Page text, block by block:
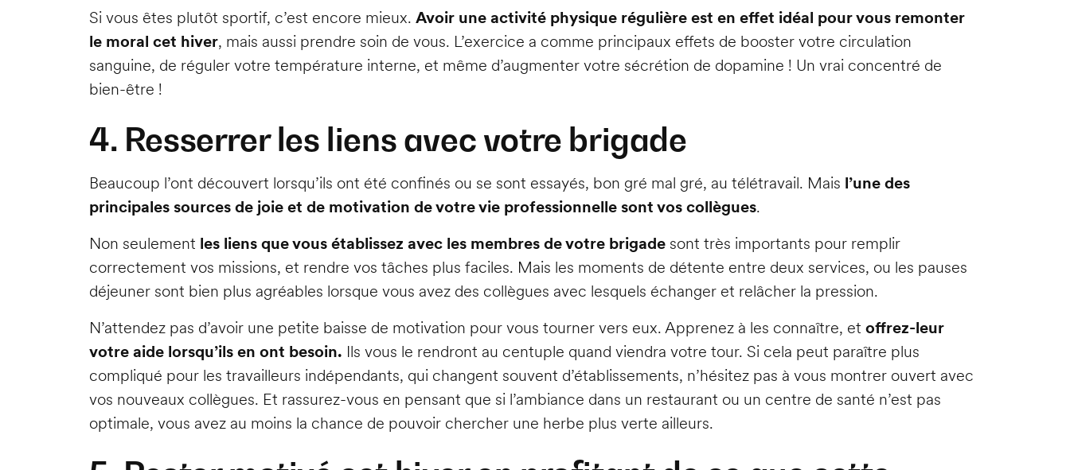
Si vous êtes plutôt sportif, c’est encore mieux. Avoir une activité physique régulière est en effet idéal pour vous remonter
le moral cet hiver, mais aussi prendre soin de vous. L’exercice a comme principaux effets de booster votre circulation
sanguine, de réguler votre température interne, et même d’augmenter votre sécrétion de dopamine ! Un vrai concentré de
bien-être !
4. Resserrer les liens avec votre brigade
Beaucoup l’ont découvert lorsqu’ils ont été confinés ou se sont essayés, bon gré mal gré, au télétravail. Mais l’une des
principales sources de joie et de motivation de votre vie professionnelle sont vos collègues.
Non seulement les liens que vous établissez avec les membres de votre brigade sont très importants pour remplir
correctement vos missions, et rendre vos tâches plus faciles. Mais les moments de détente entre deux services, ou les pauses
déjeuner sont bien plus agréables lorsque vous avez des collègues avec lesquels échanger et relâcher la pression.
N’attendez pas d’avoir une petite baisse de motivation pour vous tourner vers eux. Apprenez à les connaître, et offrez-leur
votre aide lorsqu’ils en ont besoin. Ils vous le rendront au centuple quand viendra votre tour. Si cela peut paraître plus
compliqué pour les travailleurs indépendants, qui changent souvent d’établissements, n’hésitez pas à vous montrer ouvert avec
vos nouveaux collègues. Et rassurez-vous en pensant que si l’ambiance dans un restaurant ou un centre de santé n’est pas
optimale, vous avez au moins la chance de pouvoir chercher une herbe plus verte ailleurs.